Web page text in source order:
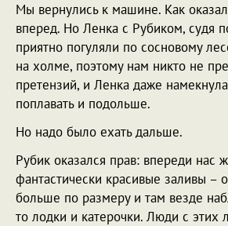
Мы вернулись к машине. Как
вперед. Но Ленка с Рубиком, судя
приятно погуляли по сосновому
на холме, поэтому нам никто не
претензий, и Ленка даже
поплавать и подольше.
Но надо было ехать дальше.
Рубик оказался прав: впереди нас
фантастически красивые заливы –
больше по размеру и там везде
то лодки и катерочки. Люди с этих